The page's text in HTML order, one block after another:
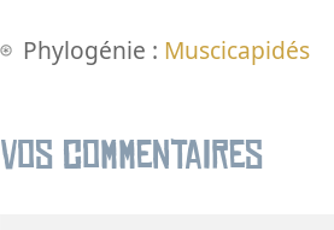
Phylogénie : Muscicapidés
Vos commentaires